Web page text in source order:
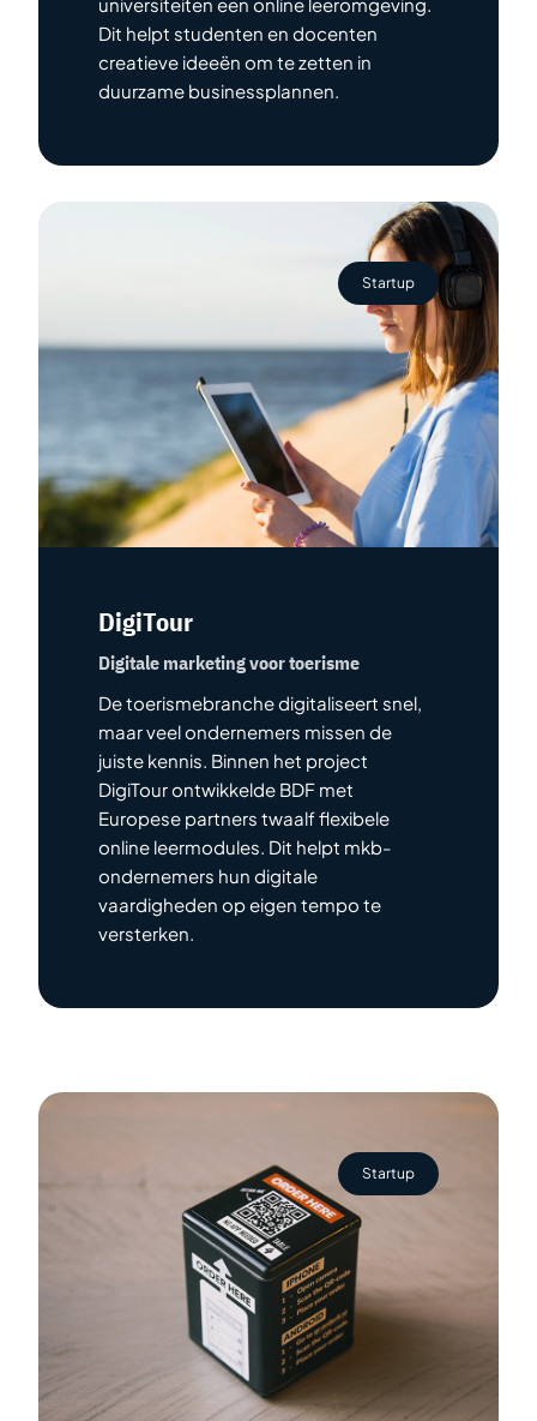
Dit helpt studenten en docenten
creatieve ideeën om te zetten in
duurzame businessplannen.
Startup
DigiTour
Digitale marketing voor toerisme
De toerismebranche digitaliseert snel,
maar veel ondernemers missen de
juiste kennis. Binnen het project
DigiTour ontwikkelde BDF met
Europese partners twaalf flexibele
online leermodules. Dit helpt mkb-
ondernemers hun digitale
vaardigheden op eigen tempo te
versterken.
Startup